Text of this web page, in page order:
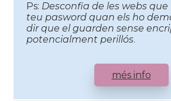
Ps: Desconfia de les webs
teu pasword quan els ho
dir que el guarden sense
potencialment perillós.
més info